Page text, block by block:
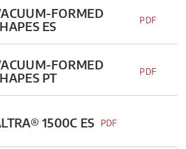
FORMED
ES
PDF
FORMED
PT
PDF
1500C ES PDF